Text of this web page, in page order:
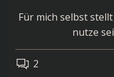
Für mich selbst
nutze
2